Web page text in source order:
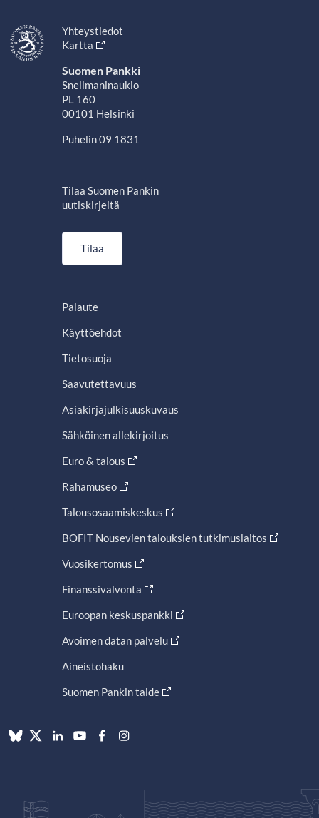
Yhteystiedot
Kartta
Suomen Pankki
Snellmaninaukio
PL 160
00101 Helsinki
Puhelin 09 1831
Tilaa Suomen Pankin
uutiskirjeitä
Tilaa
Palaute
Käyttöehdot
Tietosuoja
Saavutettavuus
Asiakirjajulkisuuskuvaus
Sähköinen allekirjoitus
Euro & talous
Rahamuseo
Talousosaamiskeskus
BOFIT Nousevien talouksien tutkimuslaitos
Vuosikertomus
Finanssivalvonta
Euroopan keskuspankki
Avoimen datan palvelu
Aineistohaku
Suomen Pankin taide